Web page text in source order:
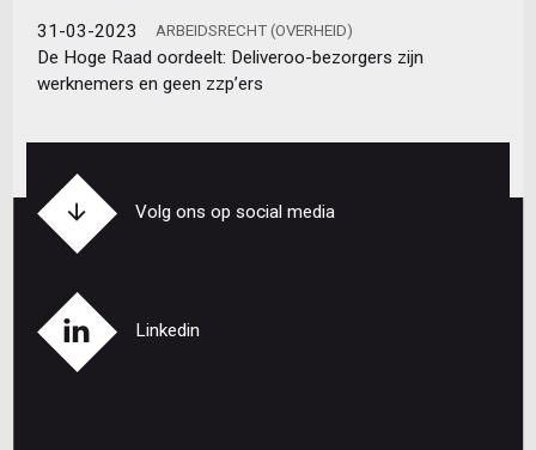
31-03-2023 ARBEIDSRECHT (OVERHEID)
De Hoge Raad oordeelt: Deliveroo-bezorgers zijn
werknemers en geen zzp’ers
Volg ons op social media
Linkedin